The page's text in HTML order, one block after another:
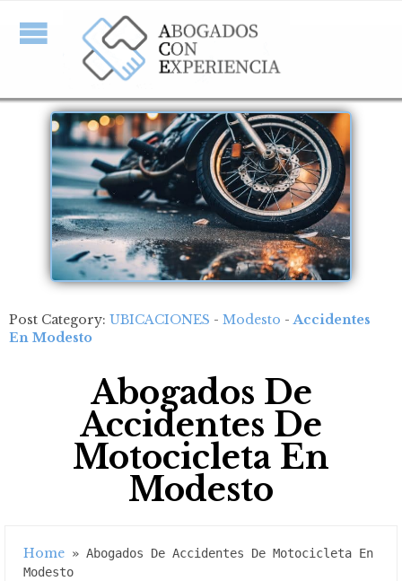
Post Category: UBICACIONES - Modesto -Accidentes
En Modesto
Abogados De
Accidentes De
Motocicleta En
Modesto
Home » Abogados De Accidentes De Motocicleta En
Modesto